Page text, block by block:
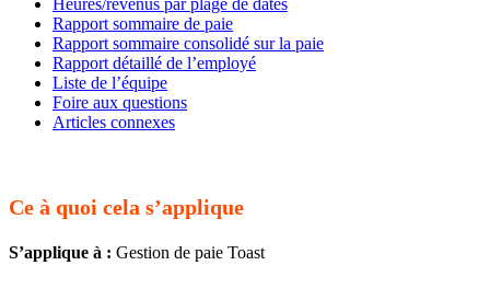
Heures/revenus par plage de dates
Rapport sommaire de paie
Rapport sommaire consolidé sur la paie
Rapport détaillé de l’employé
Liste de l’équipe
Foire aux questions
Articles connexes
Ce à quoi cela s’applique
S’applique à : Gestion de paie Toast